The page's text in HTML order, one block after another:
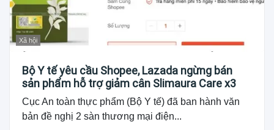
Xã hội
Bộ Y tế yêu cầu Shopee, Lazada ngừng bán
sản phẩm hỗ trợ giảm cân Slimaura Care x3
Cục An toàn thực phẩm (Bộ Y tế) đã ban hành văn
bản đề nghị 2 sàn thương mại điện...